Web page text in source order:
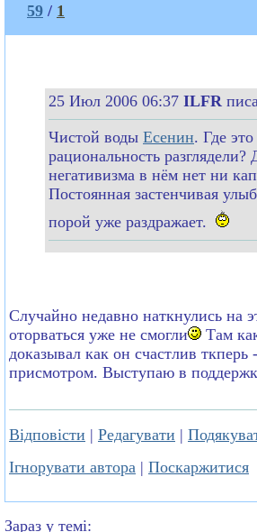
59 / 1
25 Июл 2006 06:37 ILFR
Чистой воды Есенин. Где
рациональность разглядели?
негативизма в нём нет ни
Постоянная застенчивая
порой уже раздражает.
Случайно недавно наткнулись на
оторваться уже не смогли
Там
доказывал как он счастлив ткперь
присмотром. Выступаю в
Відповісти | Редагувати |
Ігнорувати автора | Поскаржитися
Зараз у темі: